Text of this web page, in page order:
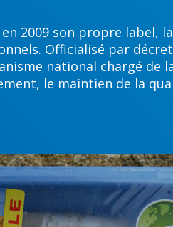
2009 son propre label,
Officialisé par
national chargé
le maintien de la